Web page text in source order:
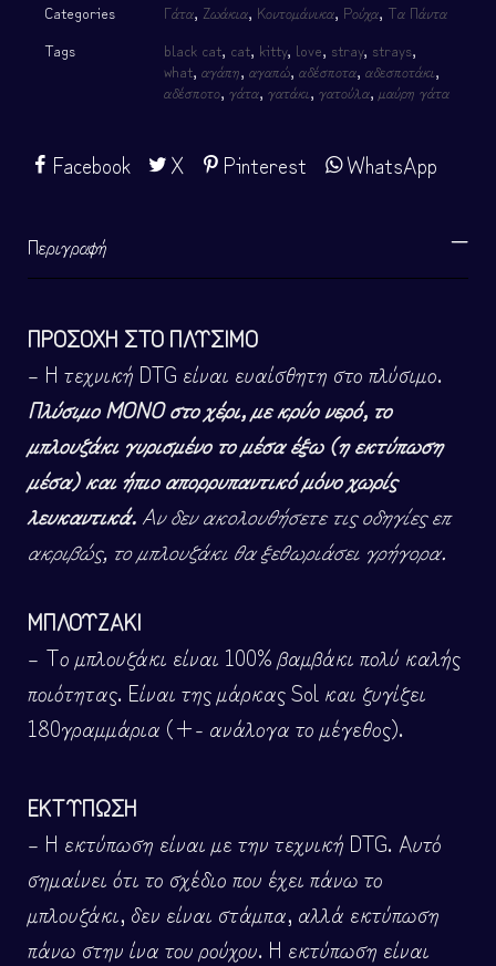
Categories Γάτα, Ζωάκια, Κοντομάνικα, Ρούχα, Τα Πάντα
Tags
black cat, cat, kitty, love, stray, strays,
what, αγάπη, αγαπώ, αδέσποτα, αδεσποτάκι,
αδέσποτο, γάτα, γατάκι, γατούλα, μαύρη γάτα
Facebook X Pinterest WhatsApp
Περιγραφή
ΠΡΟΣΟΧΗ ΣΤΟ ΠΛΥΣΙΜΟ
– Η τεχνική DTG είναι ευαίσθητη στο πλύσιμο.
Πλύσιμο ΜΟΝΟ στο χέρι, με κρύο νερό, το
μπλουζάκι γυρισμένο το μέσα έξω (η εκτύπωση
μέσα) και ήπιο απορρυπαντικό μόνο χωρίς
λευκαντικά. Αν δεν ακολουθήσετε τις οδηγίες επ
ακριβώς, το μπλουζάκι θα ξεθωριάσει γρήγορα.
ΜΠΛΟΥΖΑΚΙ
– Το μπλουζάκι είναι 100% βαμβάκι πολύ καλής
ποιότητας. Είναι της μάρκας Sol και ζυγίζει
180γραμμάρια (+- ανάλογα το μέγεθος).
ΕΚΤΥΠΩΣΗ
– Η εκτύπωση είναι με την τεχνική DTG. Αυτό
σημαίνει ότι το σχέδιο που έχει πάνω το
μπλουζάκι, δεν είναι στάμπα, αλλά εκτύπωση
πάνω στην ίνα του ρούχου. Η εκτύπωση είναι